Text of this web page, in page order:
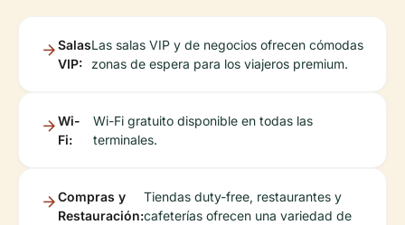
Salas
VIP:
Las salas VIP y de negocios ofrecen cómodas
zonas de espera para los viajeros premium.
Wi-
Fi:
Wi-Fi gratuito disponible en todas las
terminales.
Compras y
Restauración:
Tiendas duty-free, restaurantes y
cafeterías ofrecen una variedad de